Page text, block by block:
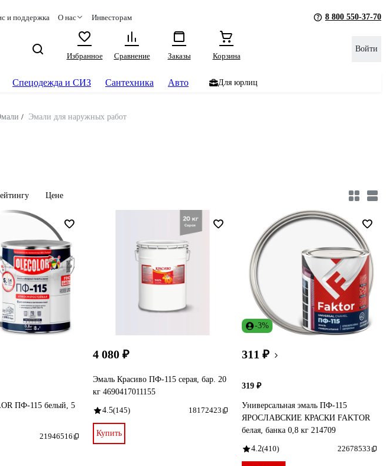
и поддержка О нас Инвесторам 8 800 550-37-70
Избранное
Сравнение Заказы Корзина
Войти
Спецодежда и СИЗ Сантехника Авто Для юрлиц
/ Эмали для наружных работ
Цене
ПФ-115 белый, 5
21946516
4 080 ₽
Эмаль Красиво ПФ-115 серая, бар. 20
кг 4690417011155
4.5(145) 18172423
Купить
-3%
311 ₽
319 ₽
Универсальная эмаль ПФ-115
ЯРОСЛАВСКИЕ КРАСКИ FAKTOR
белая, банка 0,8 кг 214709
4.2(410) 22678533